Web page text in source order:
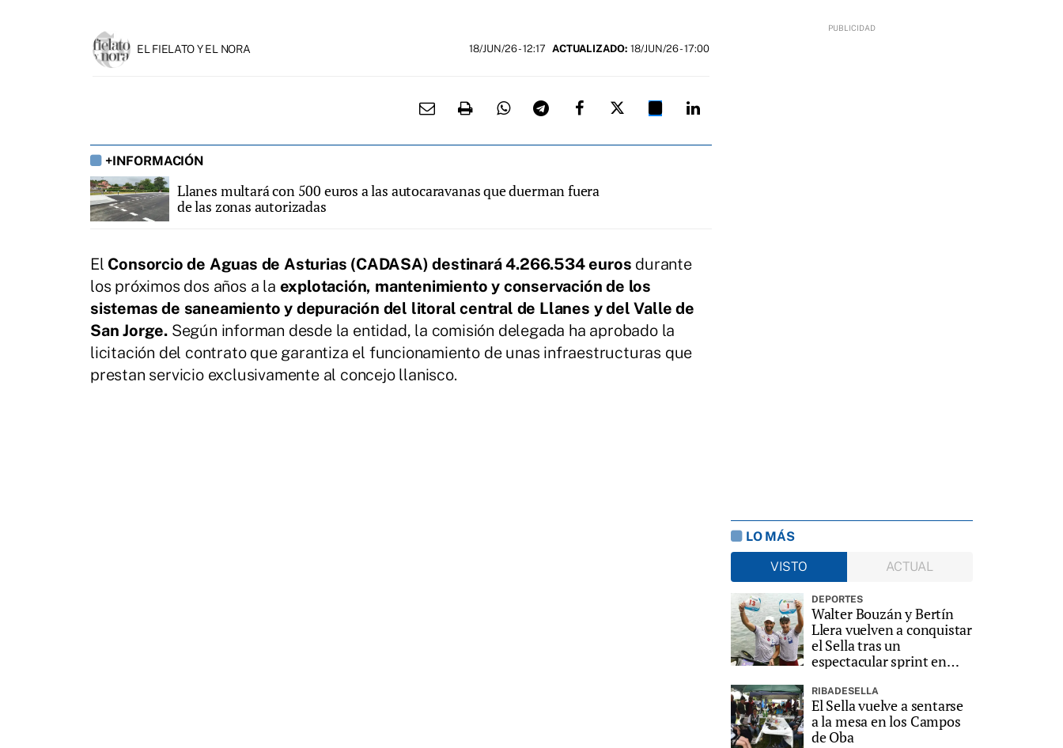
EL FIELATO Y EL NORA 18/JUN/26- 12:17 ACTUALIZADO: 18/JUN/26 - 17:00
+INFORMACIÓN
Llanes multará con 500 euros a las autocaravanas que duerman fuera
de las zonas autorizadas
El Consorcio de Aguas de Asturias (CADASA) destinará 4.266.534 euros durante
los próximos dos años a la explotación, mantenimiento y conservación de los
sistemas de saneamiento y depuración del litoral central de Llanes y del Valle de
San Jorge. Según informan desde la entidad, la comisión delegada ha aprobado la
licitación del contrato que garantiza el funcionamiento de unas infraestructuras que
prestan servicio exclusivamente al concejo llanisco.
LO MÁS
VISTO
ACTUAL
DEPORTES
Walter Bouzán y Bertín
Llera vuelven a conquistar
el Sella tras un
espectacular sprint en
RIBADESELLA
El Sella vuelve a sentarse
a la mesa en los Campos
de Oba